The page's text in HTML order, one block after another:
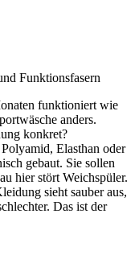
Funktionsfasern
funktioniert wie
anders.
konkret?
Elasthan oder
gebaut. Sie sollen
hier stört Weichspüler.
sieht sauber aus,
Das ist der